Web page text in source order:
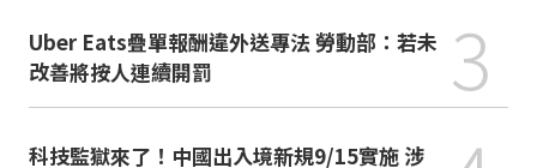
Uber Eats疊單報酬違外送專法 勞動部：若未
改善將按人連續開罰
3
科技監獄來了！中國出入境新規9/15實施 涉